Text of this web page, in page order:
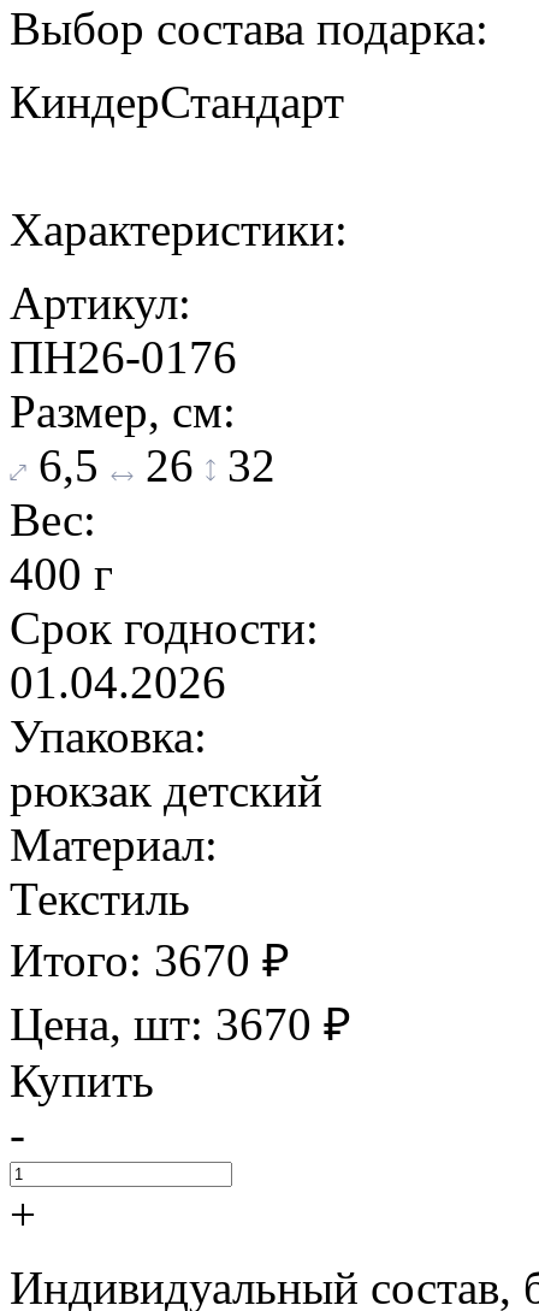
Выбор состава подарка:
КиндерСтандарт
Характеристики:
Артикул:
ПН26-0176
Размер, см:
6,5
26
32
Вес:
400 г
Срок годности:
01.04.2026
Упаковка:
рюкзак детский
Материал:
Текстиль
Итого: 3670 ₽
Цена, шт: 3670 ₽
Купить
-
+
Индивидуальный состав,